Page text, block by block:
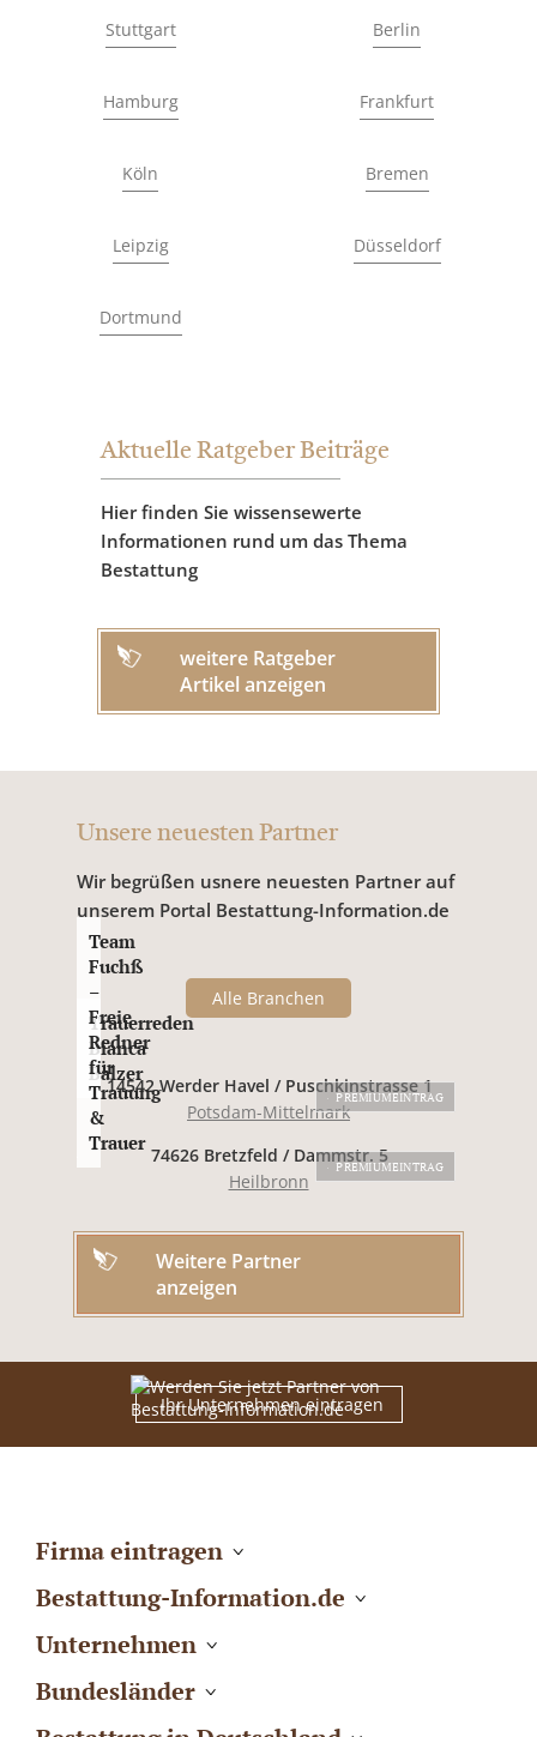
Stuttgart Berlin
Hamburg Frankfurt
Köln Bremen
Leipzig Düsseldorf
Dortmund
Aktuelle Ratgeber Beiträge
Hier finden Sie wissensewerte
Informationen rund um das Thema
Bestattung
weitere Ratgeber
Artikel anzeigen
Unsere neuesten Partner
Wir begrüßen usnere neuesten Partner auf
unserem Portal Bestattung-Information.de
Alle Branchen
PREMIUMEINTRAG
Trauerreden
Bianca
Balzer
14542 Werder Havel / Puschkinstrasse 1
Potsdam-Mittelmark
PREMIUMEINTRAG
Team
Fuchß
–
Freie
Redner
für
Trauung
&
Trauer
74626 Bretzfeld / Dammstr. 5
Heilbronn
Weitere Partner
anzeigen
Ihr Unternehmen eintragen
Firma eintragen
Bestattung-Information.de
Unternehmen
Bundesländer